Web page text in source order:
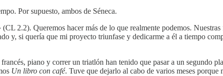
Por supuesto, ambos de Séneca.
(CL 2.2). Queremos hacer más de lo que realmente podemos.
y, si quería que mi proyecto triunfase y dedicarme a él a tiempo
piano y correr un triatlón han tenido que pasar a un segundo
Un libro con café. Tuve que dejarlo al cabo de varios meses